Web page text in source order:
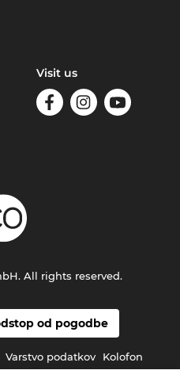
Visit us
od pogodbe
Varstvo podatkov Kolofon
All rights reserved.